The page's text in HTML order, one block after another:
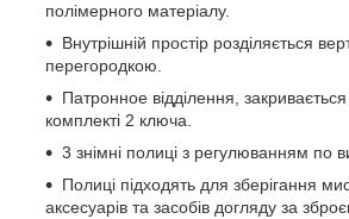
полімерного матеріалу.
Внутрішній простір розділяється
перегородкою.
Патронное відділення,
комплекті 2 ключа.
3 знімні полиці з регулюванням по
Полиці підходять для зберігання
аксесуарів та засобів догляду за